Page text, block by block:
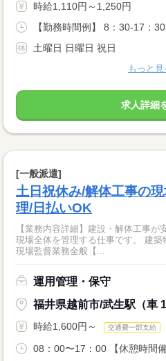
時給1,110円～1,250円
【勤務時間例】 8：30-17：
土曜日 日曜日 祝日
もっと見
求人詳細
[一般派遣]
土日祝休み/解体工事の
理/日払いOK
【業務内容詳細】建設・解体工事が
現場全体を管理する仕事です。 建
現場監督業務全般【...
運用管理・保守
福井県越前市/武生駅（車
時給1,600円～ 交通費一部支給
08：00〜17：00 【休憩時間